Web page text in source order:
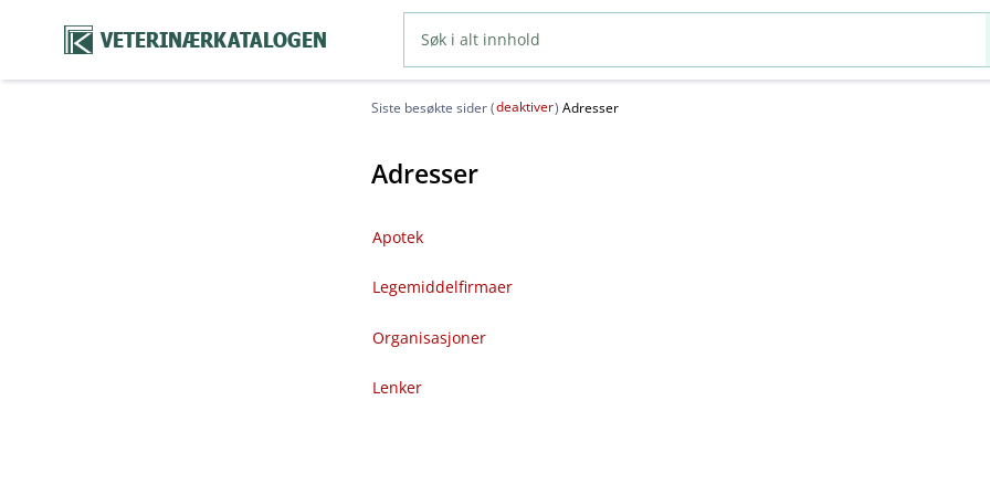
VETERINÆRKATALOGEN
Siste besøkte sider (deaktiver) Adresser
Adresser
Apotek
Legemiddelfirmaer
Organisasjoner
Lenker